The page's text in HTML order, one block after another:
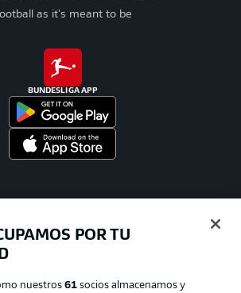
as it's meant to be
BUNDESLIGA APP
POR TU
nuestros61 socios almacenamos y